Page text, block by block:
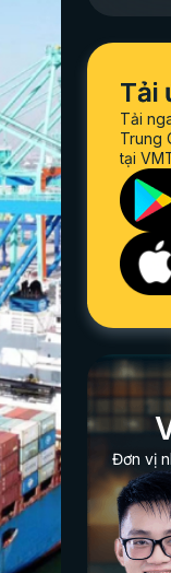
Tải
Tải
Trung
tại
Đơn vị